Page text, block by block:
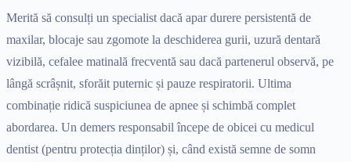
Merită să consulți un specialist dacă apar durere persistentă de
maxilar, blocaje sau zgomote la deschiderea gurii, uzură dentară
vizibilă, cefalee matinală frecventă sau dacă partenerul observă, pe
lângă scrâșnit, sforăit puternic și pauze respiratorii. Ultima
combinație ridică suspiciunea de apnee și schimbă complet
abordarea. Un demers responsabil începe de obicei cu medicul
dentist (pentru protecția dinților) și, când există semne de somn